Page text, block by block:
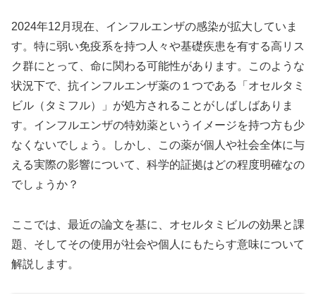
2024年12月現在、インフルエンザの感染が拡大していま
す。特に弱い免疫系を持つ人々や基礎疾患を有する高リス
ク群にとって、命に関わる可能性があります。このような
状況下で、抗インフルエンザ薬の１つである「オセルタミ
ビル（タミフル）」が処方されることがしばしばありま
す。インフルエンザの特効薬というイメージを持つ方も少
なくないでしょう。しかし、この薬が個人や社会全体に与
える実際の影響について、科学的証拠はどの程度明確なの
でしょうか？
ここでは、最近の論文を基に、オセルタミビルの効果と課
題、そしてその使用が社会や個人にもたらす意味について
解説します。